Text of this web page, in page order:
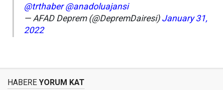
@trthaber @anadoluajansi
— AFAD Deprem (@DepremDairesi) January 31,
2022
HABERE YORUM KAT